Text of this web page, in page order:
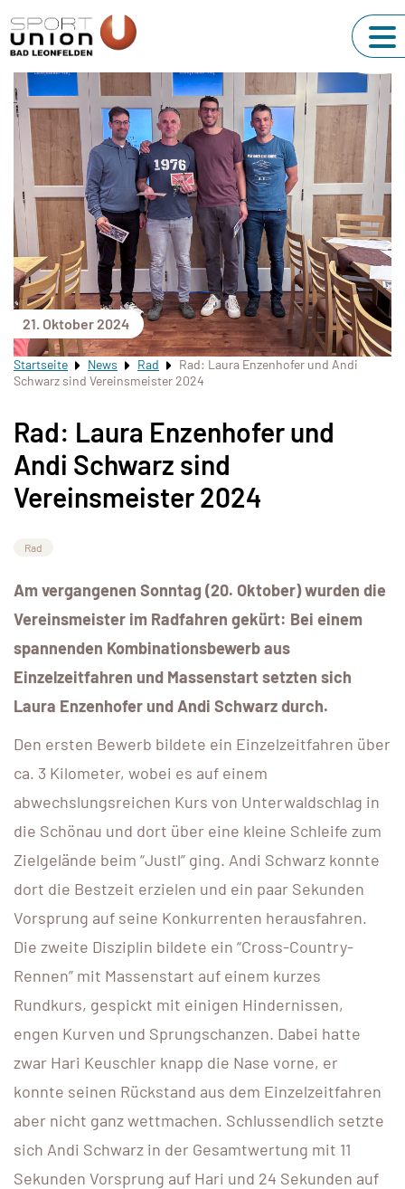
21. Oktober 2024
Startseite News Rad
Rad: Laura Enzenhofer und Andi
Schwarz sind Vereinsmeister 2024
Rad: Laura Enzenhofer und
Andi Schwarz sind
Vereinsmeister 2024
Rad
Am vergangenen Sonntag (20. Oktober) wurden die
Vereinsmeister im Radfahren gekürt: Bei einem
spannenden Kombinationsbewerb aus
Einzelzeitfahren und Massenstart setzten sich
Laura Enzenhofer und Andi Schwarz durch.
Den ersten Bewerb bildete ein Einzelzeitfahren über
ca. 3 Kilometer, wobei es auf einem
abwechslungsreichen Kurs von Unterwaldschlag in
die Schönau und dort über eine kleine Schleife zum
Zielgelände beim “Justl” ging. Andi Schwarz konnte
dort die Bestzeit erzielen und ein paar Sekunden
Vorsprung auf seine Konkurrenten herausfahren.
Die zweite Disziplin bildete ein “Cross-Country-
Rennen” mit Massenstart auf einem kurzes
Rundkurs, gespickt mit einigen Hindernissen,
engen Kurven und Sprungschanzen. Dabei hatte
zwar Hari Keuschler knapp die Nase vorne, er
konnte seinen Rückstand aus dem Einzelzeitfahren
aber nicht ganz wettmachen. Schlussendlich setzte
sich Andi Schwarz in der Gesamtwertung mit 11
Sekunden Vorsprung auf Hari und 24 Sekunden auf